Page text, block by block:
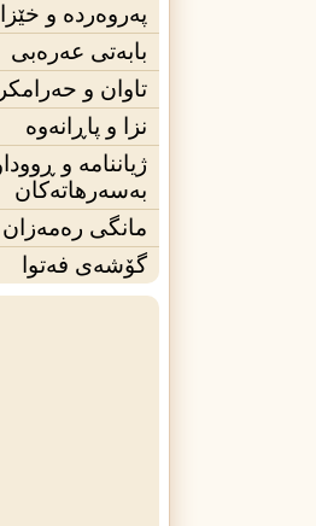
پەروەردە و
بابەتی عەرەبی
تاوان و
نزا و پاڕانەوە
ژیاننامه‌ و
بەسەرهاتەکان
مانگی ره‌مه‌زان
گۆشەی فه‌توا